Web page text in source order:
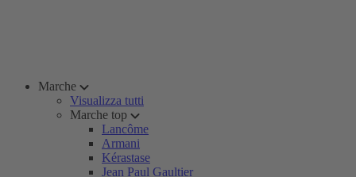
Marche
Visualizza tutti
Marche top
Lancôme
Armani
Kérastase
Jean Paul Gaultier